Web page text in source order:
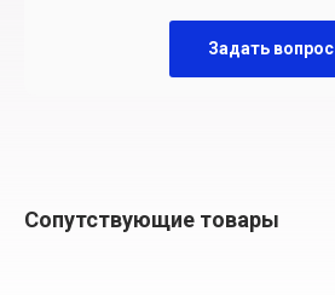
Задать вопрос
Сопутствующие товары